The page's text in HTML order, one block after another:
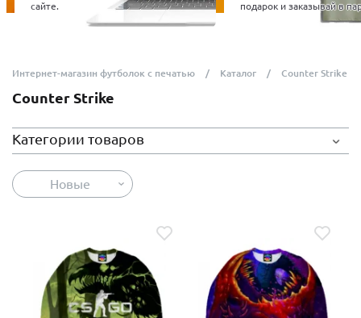
сайте.
подарок и заказывай в
Интернет-магазин футболок с печатью Каталог Counter Strike
Counter Strike
Категории товаров
Новые